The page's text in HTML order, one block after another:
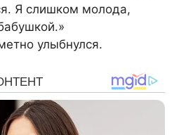
Я слишком молода,
улыбнулся.